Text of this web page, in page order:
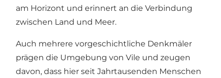
am Horizont und erinnert an die Verbindung
zwischen Land und Meer.
Auch mehrere vorgeschichtliche Denkmäler
prägen die Umgebung von Vile und zeugen
davon, dass hier seit Jahrtausenden Menschen